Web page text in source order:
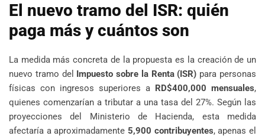
El nuevo tramo del ISR: quién
paga más y cuántos son
La medida más concreta de la propuesta es la creación de un
nuevo tramo del
Impuesto sobre la Renta (ISR) para personas
físicas con ingresos superiores a
RD$400,000 mensuales,
quienes comenzarían a tributar a una tasa del 27%. Según las
proyecciones del Ministerio de Hacienda, esta medida
afectaría a aproximadamente 5,900 contribuyentes, apenas el